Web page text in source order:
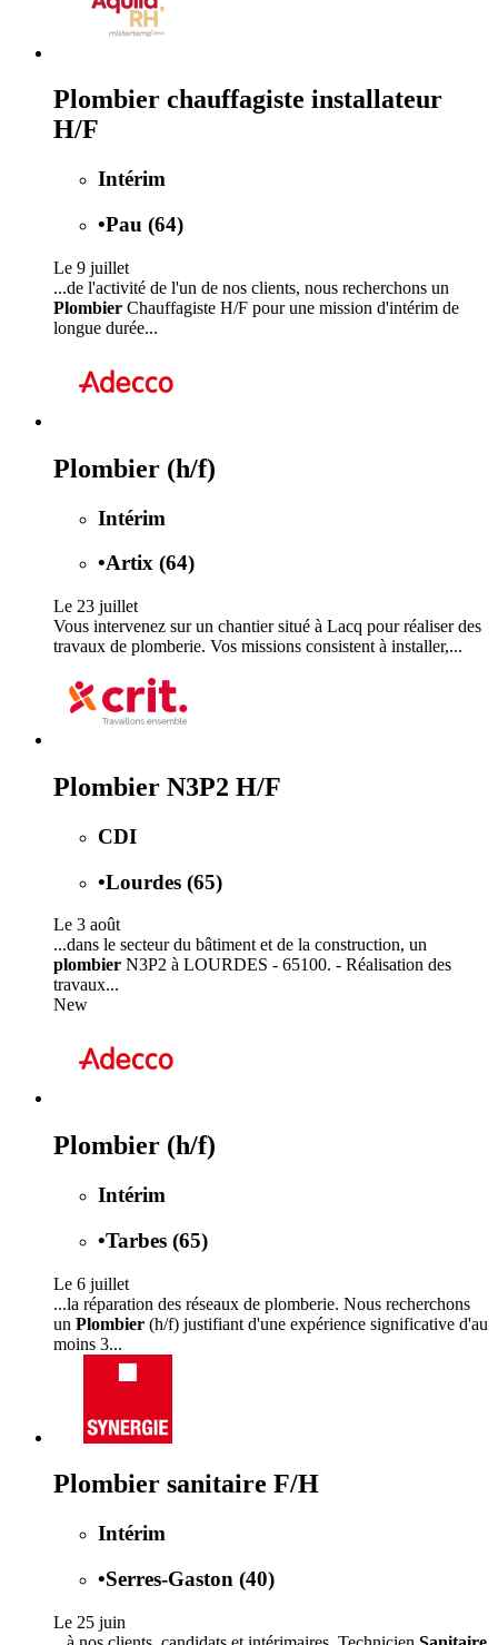
Plombier chauffagiste installateur
H/F
Intérim
•Pau (64)
Le 9 juillet
...de l'activité de l'un de nos clients, nous recherchons un
Plombier Chauffagiste H/F pour une mission d'intérim de
longue durée...
Plombier (h/f)
Intérim
•Artix (64)
Le 23 juillet
Vous intervenez sur un chantier situé à Lacq pour réaliser des
travaux de plomberie. Vos missions consistent à installer,...
Plombier N3P2 H/F
CDI
•Lourdes (65)
Le 3 août
...dans le secteur du bâtiment et de la construction, un
plombier N3P2 à LOURDES - 65100. - Réalisation des
travaux...
New
Plombier (h/f)
Intérim
•Tarbes (65)
Le 6 juillet
...la réparation des réseaux de plomberie. Nous recherchons
un Plombier (h/f) justifiant d'une expérience significative d'au
moins 3...
Plombier sanitaire F/H
Intérim
•Serres-Gaston (40)
Le 25 juin